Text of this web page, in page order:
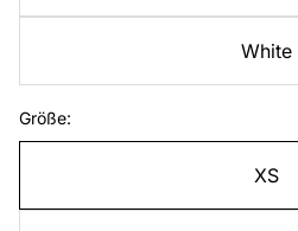
White
Größe:
XS